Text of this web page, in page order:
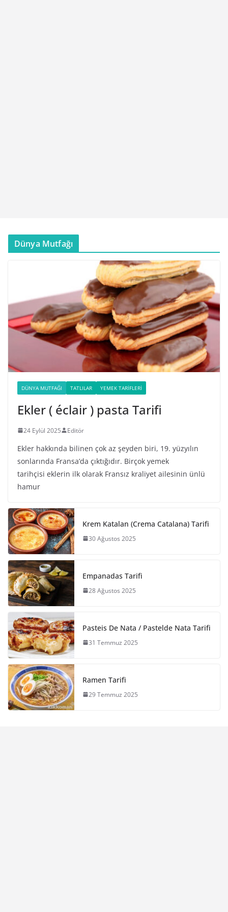
Dünya Mutfağı
DÜNYA MUTFAĞI TATLILAR YEMEK TARIFLERI
Ekler ( éclair ) pasta Tarifi
24 Eylül 2025 Editör
Ekler hakkında bilinen çok az şeyden biri, 19. yüzyılın
sonlarında Fransa’da çıktığıdır. Birçok yemek
tarihçisi eklerin ilk olarak Fransız kraliyet ailesinin ünlü
hamur
Krem Katalan (Crema Catalana) Tarifi
30 Ağustos 2025
Empanadas Tarifi
28 Ağustos 2025
Pasteis De Nata / Pastelde Nata Tarifi
31 Temmuz 2025
Ramen Tarifi
29 Temmuz 2025